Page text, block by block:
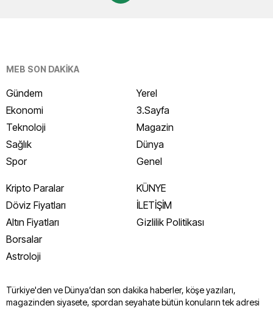
MEB SON DAKİKA
Gündem
Ekonomi
Teknoloji
Sağlık
Spor
Yerel
3.Sayfa
Magazin
Dünya
Genel
Kripto Paralar
Döviz Fiyatları
Altın Fiyatları
Borsalar
Astroloji
KÜNYE
İLETİŞİM
Gizlilik Politikası
Türkiye'den ve Dünya’dan son dakika haberler, köşe yazıları,
magazinden siyasete, spordan seyahate bütün konuların tek adresi